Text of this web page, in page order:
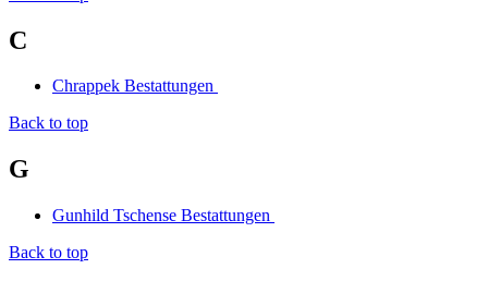
C
Chrappek Bestattungen
Back to top
G
Gunhild Tschense Bestattungen
Back to top